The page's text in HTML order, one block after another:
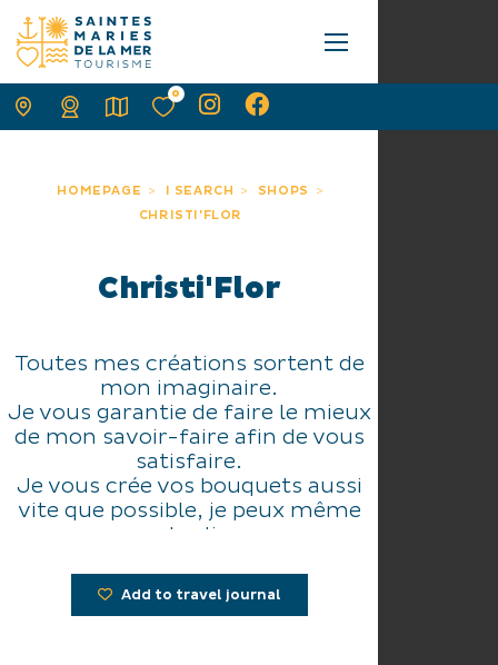
HOMEPAGE I SEARCH
SHOPS
CHRISTI'FLOR
Christi'Flor
Toutes mes créations sortent de
mon imaginaire.
Je vous garantie de faire le mieux
de mon savoir-faire afin de vous
satisfaire.
Je vous crée vos bouquets aussi
vite que possible, je peux même
vous les livrer.
besoin
Add to travel journal
0